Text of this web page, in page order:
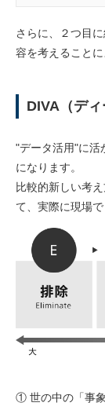
さらに、２つ目
容を考えること
DIVA（ディ
"データ活用"に活
になります。
比較的新しい考
て、実際に現場
① 世の中の「事